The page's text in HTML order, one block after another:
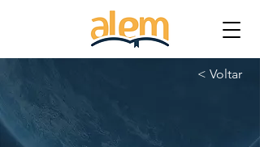
< Voltar